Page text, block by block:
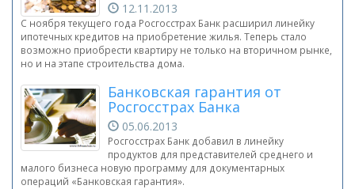
12.11.2013
С ноября текущего года Росгосстрах Банк расширил линейку
ипотечных кредитов на приобретение жилья. Теперь стало
возможно приобрести квартиру не только на вторичном рынке,
но и на этапе строительства дома.
Банковская гарантия от
Росгосстрах Банка
05.06.2013
Росгосстрах Банк добавил в линейку
продуктов для представителей среднего и
малого бизнеса новую программу для документарных
операций «Банковская гарантия».